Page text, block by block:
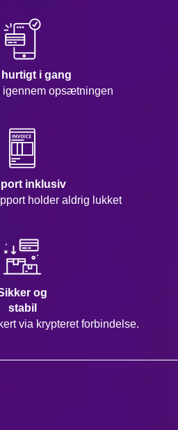
hurtigt i gang
opsætningen
inklusiv
holder aldrig lukket
og
stabil
via krypteret forbindelse.